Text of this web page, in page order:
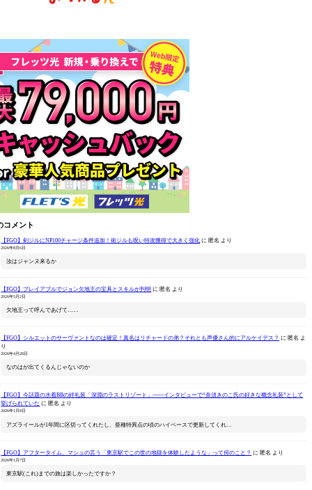
コメント
【FGO】剣ジルにNP100チャージ条件追加！術ジルも呪い特攻獲得で大きく強化 に 匿名 より
2026年8月6日
汝はジャンヌ来るか
【FGO】プレイアブルでジョン欠地王の宝具とスキルが判明 に 匿名 より
2026年5月2日
欠地王って呼んであげて……
【FGO】シルエットのサーヴァントなのは確定！真名はリチャードの弟？それとも声優さん的にアルケイデス？ に 匿名 よ
り
2026年4月28日
なのはが出てくるんじゃないのか
【FGO】今話題の水着BBの絆礼装「深淵のラストリゾート」――インタビューで“奈須きのこ氏の好きな概念礼装”として
挙げられていた に 匿名 より
2026年1月8日
アズライールが1年間に区切ってくれたし、亜種特異点の頃のハイペースで更新してくれ…
【FGO】アフタータイム、マシュの言う「東京駅でこの世の地獄を体験したような」って何のこと？ に 匿名 より
2026年1月7日
東京駅(これ)までの旅は楽しかったですか？